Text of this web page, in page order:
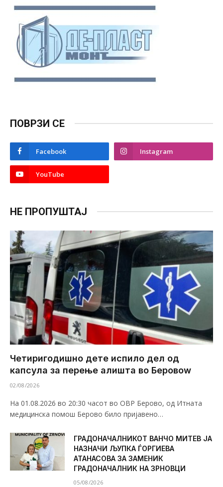
ПОВРЗИ СЕ
Facebook Instagram
YouTube
НЕ ПРОПУШТАЈ
Четиригодишно дете испило дел од
капсула за перење алишта во Беровоw
02/08/2026
На 01.08.2026 во 20:30 часот во ОВР Берово, од Итната
медицинска помош Берово било пријавено…
ГРАДОНАЧАЛНИКОТ ВАНЧО МИТЕВ ЈА
НАЗНАЧИ ЉУПКА ЃОРГИЕВА
АТАНАСОВА ЗА ЗАМЕНИК
ГРАДОНАЧАЛНИК НА ЗРНОВЦИ
05/08/2026